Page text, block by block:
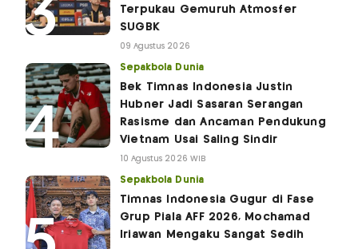
Terpukau Gemuruh Atmosfer
SUGBK
09 Agustus 2026
Sepakbola Dunia
Bek Timnas Indonesia Justin
Hubner Jadi Sasaran Serangan
Rasisme dan Ancaman Pendukung
Vietnam Usai Saling Sindir
10 Agustus 2026 WIB
Sepakbola Dunia
Timnas Indonesia Gugur di Fase
Grup Piala AFF 2026, Mochamad
Iriawan Mengaku Sangat Sedih